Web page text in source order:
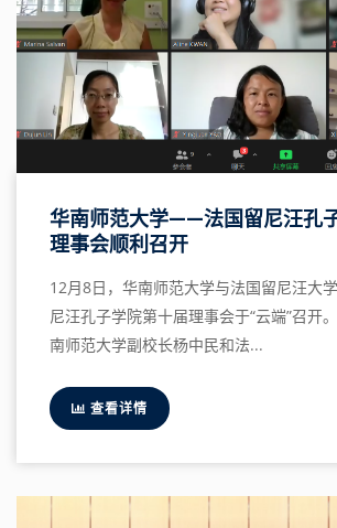
华南师范大学——法国留尼汪孔
理事会顺利召开
12月8日，华南师范大学与法国留尼汪大
尼汪孔子学院第十届理事会于“云端”召开
南师范大学副校长杨中民和法...
查看详情